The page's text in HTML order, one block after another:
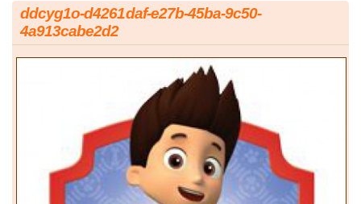
ddcyg1o-d4261daf-e27b-45ba-9c50-
4a913cabe2d2